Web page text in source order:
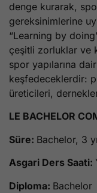
denge kurarak,
gereksinimlerine
“Learning by
çeşitli zorluklar ve
spor yapılarına
keşfedeceklerdir:
üreticileri,
LE BACHELOR
Süre: Bachelor, 3
Asgari Ders Saati:
Diploma: Bachelor